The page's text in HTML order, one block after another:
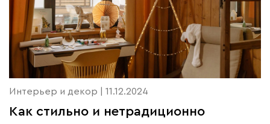
Интерьер и декор | 11.12.2024
Как стильно и нетрадиционно